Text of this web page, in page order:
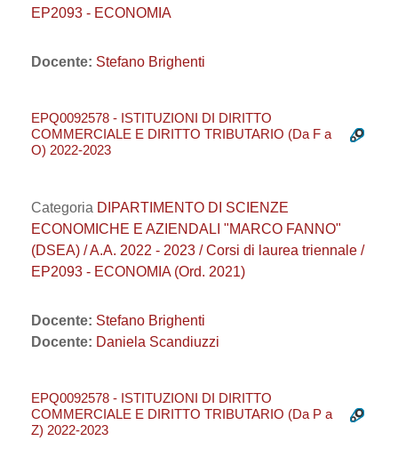
EP2093 - ECONOMIA
Docente: Stefano Brighenti
EPQ0092578 - ISTITUZIONI DI DIRITTO
COMMERCIALE E DIRITTO TRIBUTARIO (Da F a
O) 2022-2023
Categoria DIPARTIMENTO DI SCIENZE
ECONOMICHE E AZIENDALI "MARCO FANNO"
(DSEA) / A.A. 2022 - 2023 / Corsi di laurea triennale /
EP2093 - ECONOMIA (Ord. 2021)
Docente: Stefano Brighenti
Docente: Daniela Scandiuzzi
EPQ0092578 - ISTITUZIONI DI DIRITTO
COMMERCIALE E DIRITTO TRIBUTARIO (Da P a
Z) 2022-2023